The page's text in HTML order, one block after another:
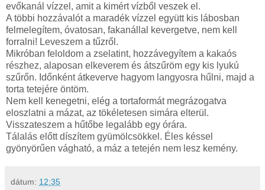
evőkanál vízzel, amit a kimért vízből veszek el.
A többi hozzávalót a maradék vízzel együtt kis lábosban
felmelegítem, óvatosan, fakanállal kevergetve, nem kell
forralni! Leveszem a tűzről.
Mikróban feloldom a zselatint, hozzávegyítem a kakaós
részhez, alaposan elkeverem és átszűröm egy kis lyukú
szűrőn. Időnként átkeverve hagyom langyosra hűlni, majd a
torta tetejére öntöm.
Nem kell kenegetni, elég a tortaformát megrázogatva
eloszlatni a mázat, az tökéletesen simára elterül.
Visszateszem a hűtőbe legalább egy órára.
Tálalás előtt díszítem gyümölcsökkel. Éles késsel
gyönyörűen vágható, a máz a tetején nem lesz kemény.
dátum: 12:35